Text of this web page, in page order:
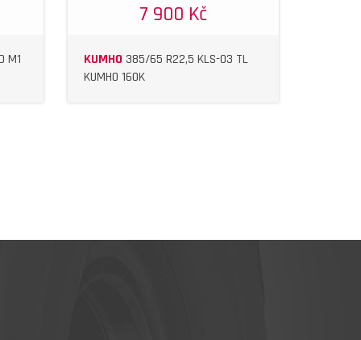
M1
7 900 Kč
KUMHO 385/65 R22,5 KLS-03 TL
KUMHO 160K